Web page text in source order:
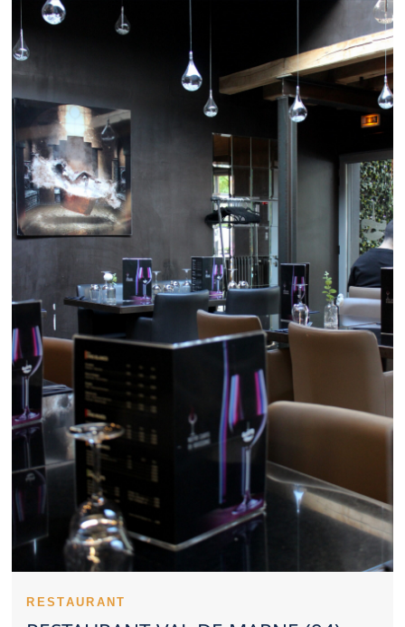
Explorer un Restaurant Val de Marne attractif permet de
combiner saveurs, service et confort. Un Restaurant Val de
Marne peut répondre à des attentes variées selon l’occasion. La
décoration d’un Restaurant Val de Marne joue un rôle important
dans l’accueil ressenti. La diversité des recettes dans un
Restaurant Val de Marne favorise la satisfaction des convives.
La réussite d’un Restaurant Val de Marne passe en grande
partie par de bons produits. Le soin apporté au service reste un
point fort pour un Restaurant Val de Marne. La situation
géographique d’un Restaurant Val de Marne reste un critère
pratique important. Un Restaurant Val de Marne capable de
servir rapidement séduit les actifs. Le soir venu, un Restaurant
Val de Marne élégant peut créer une vraie parenthèse. Un repas
de travail peut être valorisé par le choix d’un Restaurant Val de
Marne. La perception du prix joue un rôle important dans le choix
d’un Restaurant Val de Marne. La carte d’un Restaurant Val de
Marne devient plus mémorable avec des plats phares. Un
Restaurant Val de Marne sérieux veille à maintenir le même
niveau d’exigence. Les avis clients aident souvent à mieux
choisir un Restaurant Val de Marne. La cuisine d’un Restaurant
Val de Marne peut s’orienter vers la tradition ou l’innovation.
Réserver un Restaurant Val de Marne à l’avance peut éviter bien
des déconvenues. La dimension familiale peut renforcer l’image
positive d’un Restaurant Val de Marne. L’ambiance d’un
Restaurant Val de Marne peut transformer un simple dîner en
souvenir marquant. Un Restaurant Val de Marne peut marquer
les esprits par le soin visuel apporté à ses plats. Un Restaurant
Val de Marne inspire confiance lorsqu’il présente une propreté
irréprochable. Un bon Restaurant Val de Marne se juge sur la
qualité globale de sa proposition.
Un Restaurant Val de Marne peut se faire remarquer par son
sérieux culinaire. Le ton donné par un Restaurant Val de Marne
s’installe dès le premier contact. Le professionnalisme des
serveurs soutient la qualité d’un Restaurant Val de Marne. Le
Marne. Un Restaurant Val de Marne peut séduire dès ses
RESTAURANT